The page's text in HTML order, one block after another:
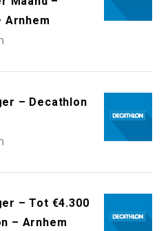
Arnhem
– Decathlon
– Tot €4.300
– Arnhem